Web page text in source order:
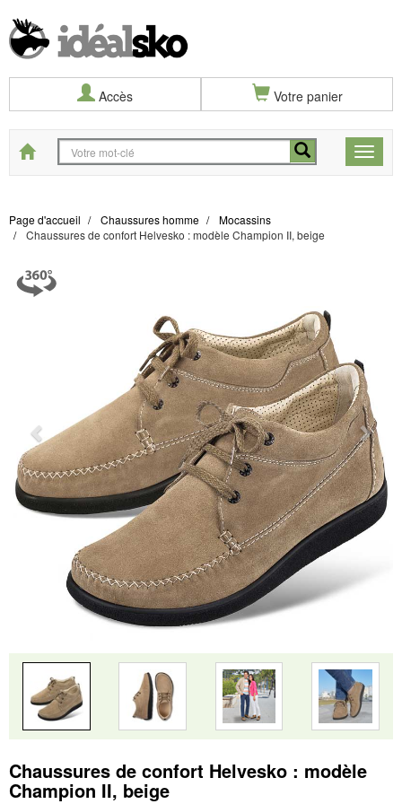
Accès Votre panier
Toggle
Start
Page d'accueil Chaussures homme
Mocassins
Chaussures de confort Helvesko : modèle Champion II, beige
Chaussures de confort Helvesko : modèle
Champion II, beige